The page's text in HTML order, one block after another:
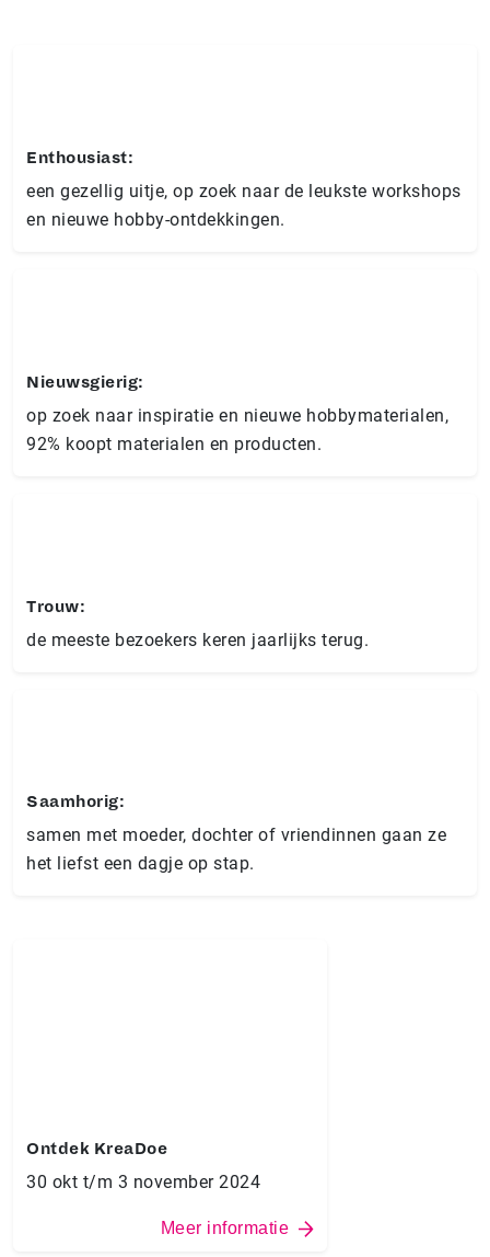
Enthousiast:
een gezellig uitje, op zoek naar de leukste workshops
en nieuwe hobby-ontdekkingen.
Nieuwsgierig:
op zoek naar inspiratie en nieuwe hobbymaterialen,
92% koopt materialen en producten.
Trouw:
de meeste bezoekers keren jaarlijks terug.
Saamhorig:
samen met moeder, dochter of vriendinnen gaan ze
het liefst een dagje op stap.
Ontdek KreaDoe
30 okt t/m 3 november 2024
Meer informatie